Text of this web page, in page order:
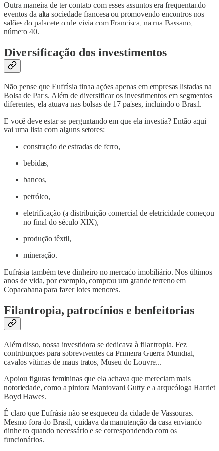
Outra maneira de ter contato com esses assuntos era frequentando
eventos da alta sociedade francesa ou promovendo encontros nos
salões do palacete onde vivia com Francisca, na rua Bassano,
número 40.
Diversificação dos investimentos
Não pense que Eufrásia tinha ações apenas em empresas listadas na
Bolsa de Paris. Além de diversificar os investimentos em segmentos
diferentes, ela atuava nas bolsas de 17 países, incluindo o Brasil.
E você deve estar se perguntando em que ela investia? Então aqui
vai uma lista com alguns setores:
construção de estradas de ferro,
bebidas,
bancos,
petróleo,
eletrificação (a distribuição comercial de eletricidade começou
no final do século XIX),
produção têxtil,
mineração.
Eufrásia também teve dinheiro no mercado imobiliário. Nos últimos
anos de vida, por exemplo, comprou um grande terreno em
Copacabana para fazer lotes menores.
Filantropia, patrocínios e benfeitorias
Além disso, nossa investidora se dedicava à filantropia. Fez
contribuições para sobreviventes da Primeira Guerra Mundial,
cavalos vítimas de maus tratos, Museu do Louvre...
Apoiou figuras femininas que ela achava que mereciam mais
notoriedade, como a pintora Mantovani Gutty e a arqueóloga Harriet
Boyd Hawes.
É claro que Eufrásia não se esqueceu da cidade de Vassouras.
Mesmo fora do Brasil, cuidava da manutenção da casa enviando
dinheiro quando necessário e se correspondendo com os
funcionários.